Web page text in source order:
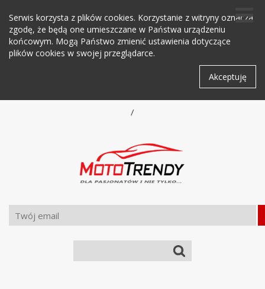
Serwis korzysta z plików cookies. Korzystanie z witryny oznacza
zgodę, że będą one umieszczane w Państwa urządzeniu
końcowym. Mogą Państwo zmienić ustawienia dotyczące
plików cookies w swojej przeglądarce.
Akceptuję
/